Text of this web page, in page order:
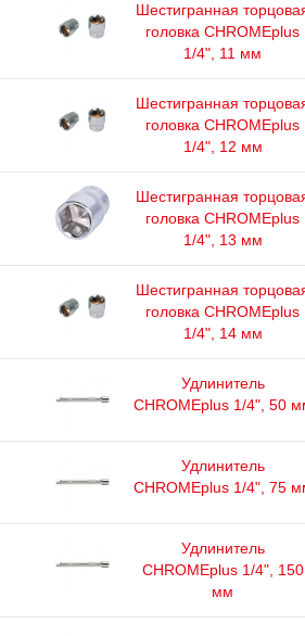
Шестигранная
головка CHROMEplus
1/4", 11 мм
Шестигранная
головка CHROMEplus
1/4", 12 мм
Шестигранная
головка CHROMEplus
1/4", 13 мм
Шестигранная
головка CHROMEplus
1/4", 14 мм
Удлинитель
CHROMEplus 1/4", 50
Удлинитель
CHROMEplus 1/4", 75
Удлинитель
CHROMEplus 1/4", 150
мм